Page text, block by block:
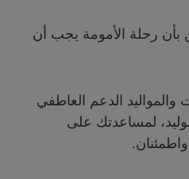
بأن رحلة الأمومة يجب أن
الدعم العاطفي
لمساعدتك على
واطمئنان.